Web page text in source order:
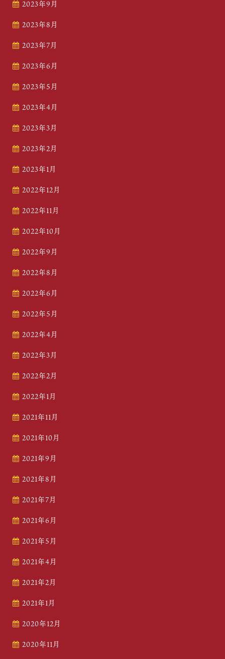
2023年9月
2023年8月
2023年7月
2023年6月
2023年5月
2023年4月
2023年3月
2023年2月
2023年1月
2022年12月
2022年11月
2022年10月
2022年9月
2022年8月
2022年6月
2022年5月
2022年4月
2022年3月
2022年2月
2022年1月
2021年11月
2021年10月
2021年9月
2021年8月
2021年7月
2021年6月
2021年5月
2021年4月
2021年2月
2021年1月
2020年12月
2020年11月